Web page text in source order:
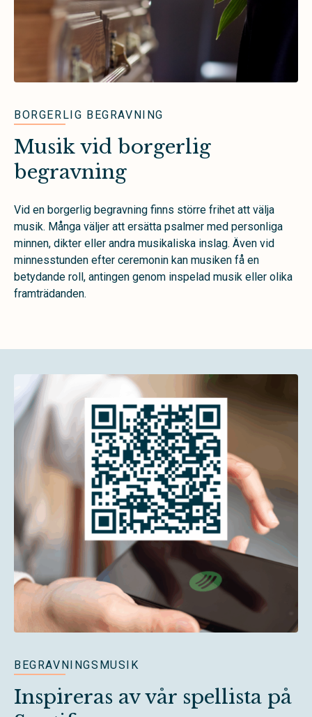
BORGERLIG BEGRAVNING
Musik vid borgerlig
begravning
Vid en borgerlig begravning finns större frihet att välja
musik. Många väljer att ersätta psalmer med personliga
minnen, dikter eller andra musikaliska inslag. Även vid
minnesstunden efter ceremonin kan musiken få en
betydande roll, antingen genom inspelad musik eller olika
framträdanden.
BEGRAVNINGSMUSIK
Inspireras av vår spellista på